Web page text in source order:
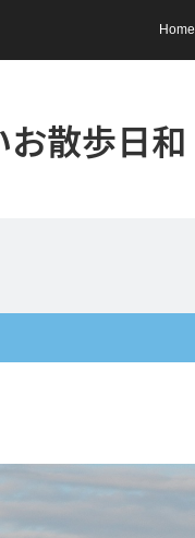
Home
散歩日和